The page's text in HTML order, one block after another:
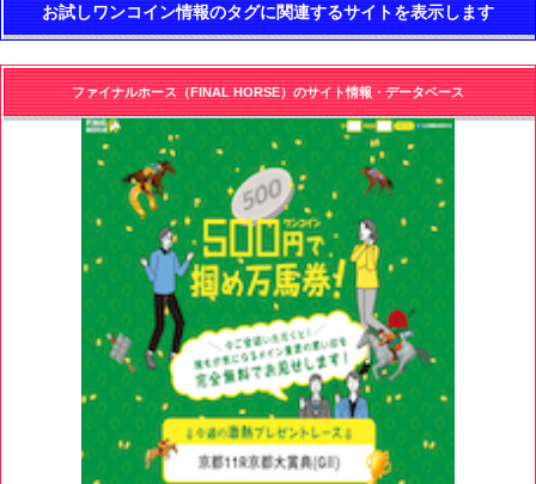
お試しワンコイン情報のタグに関連するサイトを表示します
ファイナルホース（FINAL HORSE）のサイト情報・データベース